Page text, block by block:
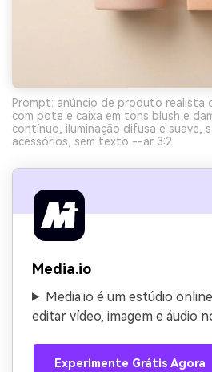
Prompt: anúncio de produto realista
com pote e caixa em tons blush e
contínuo, iluminação difusa e suave,
acessórios, sem texto --ar 3:2
Media.io
Media.io é um estúdio
editar vídeo, imagem e áudio
Experimente Grátis Agora